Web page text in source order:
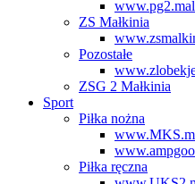
ZS Małkinia
Pozostałe
ZSG 2 Małkinia
Sport
Piłka nożna
Piłka ręczna